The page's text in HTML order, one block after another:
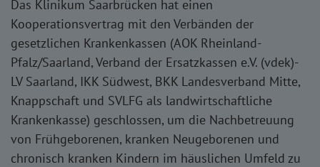
Das Klinikum Saarbrücken hat einen
Kooperationsvertrag mit den Verbänden der
gesetzlichen Krankenkassen (AOK Rheinland-
Pfalz/Saarland, Verband der Ersatzkassen e.V. (vdek)-
LV Saarland, IKK Südwest, BKK Landesverband Mitte,
Knappschaft und SVLFG als landwirtschaftliche
Krankenkasse) geschlossen, um die Nachbetreuung
von Frühgeborenen, kranken Neugeborenen und
chronisch kranken Kindern im häuslichen Umfeld zu